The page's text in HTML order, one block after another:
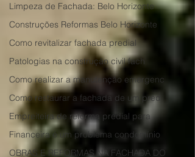
Limpeza de Fachada: Belo Horizonte
Construções Reformas Belo Horizonte
Como revitalizar fachada predial
Patologias na construção civil fach
Como realizar a manutenção emergenc
Como restaurar a fachada de um préd
Empreiteira de reforma predial para
Financeira é um problema condomínio
OBRAS E REFORMAS NA FACHADA DO